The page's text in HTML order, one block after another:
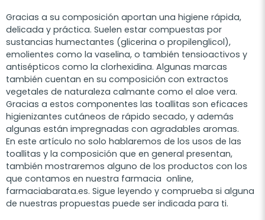
Gracias a su composición aportan una higiene rápida,
delicada y práctica. Suelen estar compuestas por
sustancias humectantes (glicerina o propilenglicol),
emolientes como la vaselina, o también tensioactivos y
antisépticos como la clorhexidina. Algunas marcas
también cuentan en su composición con extractos
vegetales de naturaleza calmante como el aloe vera.
Gracias a estos componentes las toallitas son eficaces
higienizantes cutáneos de rápido secado, y además
algunas están impregnadas con agradables aromas.
En este artículo no solo hablaremos de los usos de las
toallitas y la composición que en general presentan,
también mostraremos alguno de los productos con los
que contamos en nuestra farmacia online,
farmaciabarata.es. Sigue leyendo y comprueba si alguna
de nuestras propuestas puede ser indicada para ti.